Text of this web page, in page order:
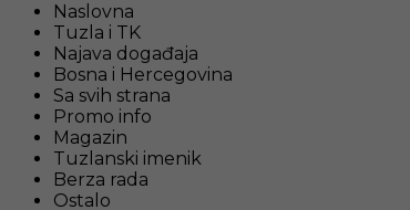
Naslovna
Tuzla i TK
Najava događaja
Bosna i Hercegovina
Sa svih strana
Promo info
Magazin
Tuzlanski imenik
Berza rada
Ostalo